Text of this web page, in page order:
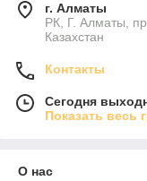
г. Алматы
РК, Г. Алматы,
Казахстан
Контакты
Сегодня
Показать весь
О нас